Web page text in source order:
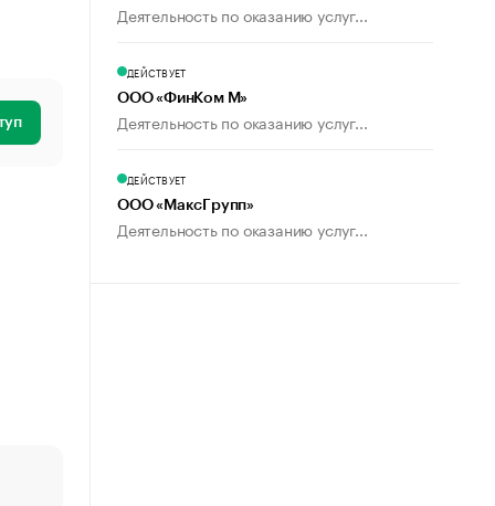
Деятельность по оказанию услуг...
ДЕЙСТВУЕТ
ООО «ФинКом М»
Деятельность по оказанию услуг...
ДЕЙСТВУЕТ
ООО «МаксГрупп»
Деятельность по оказанию услуг...